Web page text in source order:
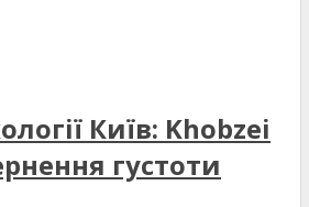
Київ: Khobzei
густоти